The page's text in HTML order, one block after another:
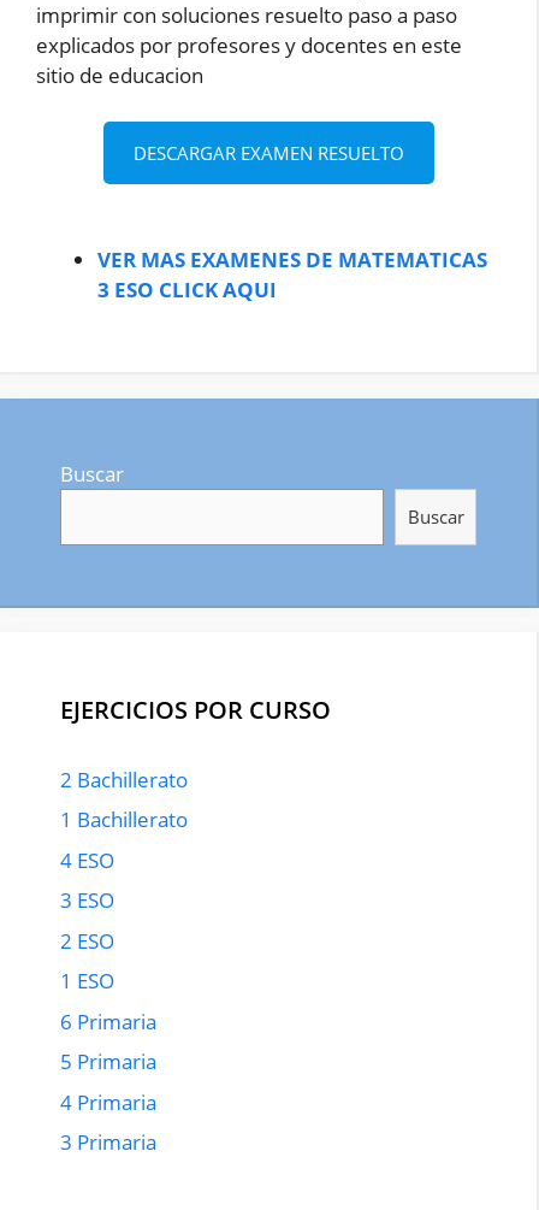
imprimir con soluciones resuelto paso a paso
explicados por profesores y docentes en este
sitio de educacion
DESCARGAR EXAMEN RESUELTO
VER MAS EXAMENES DE MATEMATICAS
3 ESO CLICK AQUI
Buscar
Buscar
EJERCICIOS POR CURSO
2 Bachillerato
1 Bachillerato
4 ESO
3 ESO
2 ESO
1 ESO
6 Primaria
5 Primaria
4 Primaria
3 Primaria